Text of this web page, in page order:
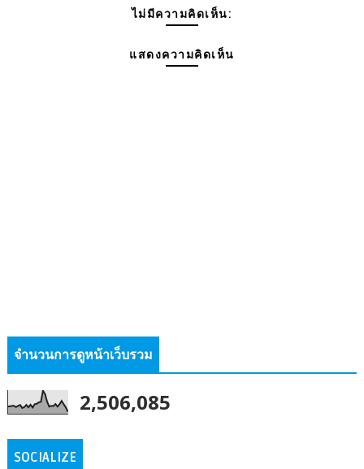
ไม่มีความคิดเห็น:
แสดงความคิดเห็น
จำนวนการดูหน้าเว็บรวม
2,506,085
SOCIALIZE